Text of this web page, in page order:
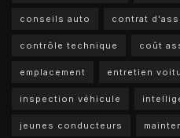
conseils auto contrat
contrôle technique coût
emplacement entretien
inspection véhicule
jeunes conducteurs